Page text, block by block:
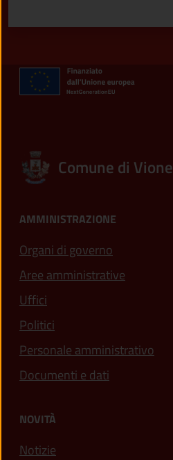
Comune di Vione
AMMINISTRAZIONE
Organi di governo
Aree amministrative
Uffici
Politici
Personale amministrativo
Documenti e dati
NOVITÀ
Notizie